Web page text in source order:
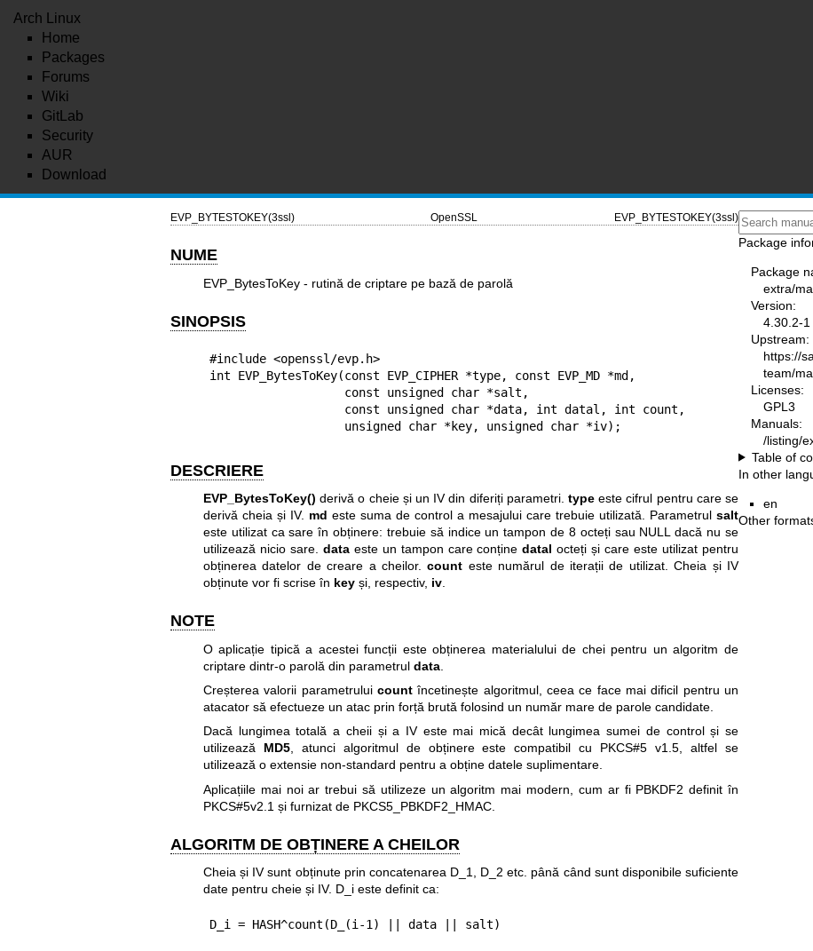
Arch Linux
Home
Packages
Forums
Wiki
GitLab
Security
AUR
Download
EVP_BYTESTOKEY(3ssl) OpenSSL EVP_BYTESTOKEY(3ssl)
NUME
EVP_BytesToKey - rutină de criptare pe bază de parolă
SINOPSIS
#include <openssl/evp.h>
int EVP_BytesToKey(const EVP_CIPHER *type, const EVP_MD *md,
                   unsigned char *key, unsigned char *iv);
DESCRIERE
EVP_BytesToKey() derivă o cheie și un IV din diferiți parametri. type este cifrul pentru care se
derivă cheia și IV. md este suma de control a mesajului care trebuie utilizată. Parametrulsalt
este utilizat ca sare în obținere: trebuie să indice un tampon de 8 octeți sau NULL dacă nu se
utilizează nicio sare. dataeste un tampon care conținedatal octeți și care este utilizat pentru
obținerea datelor de creare a cheilor.count este numărul de iterații de utilizat. Cheia și IV
obținute vor fi scrise în keyși, respectiv, iv.
NOTE
O aplicație tipică a acestei funcții este obținerea materialului de chei pentru un algoritm de
criptare dintr-o parolă din parametrul data.
Creșterea valorii parametrului countîncetinește algoritmul, ceea ce face mai dificil pentru un
atacator să efectueze un atac prin forță brută folosind un număr mare de parole candidate.
Dacă lungimea totală a cheii și a IV este mai mică decât lungimea sumei de control și se
utilizează MD5, atunci algoritmul de obținere este compatibil cu PKCS#5 v1.5, altfel se
utilizează o extensie non-standard pentru a obține datele suplimentare.
Aplicațiile mai noi ar trebui să utilizeze un algoritm mai modern, cum ar fi PBKDF2 definit în
PKCS#5v2.1 și furnizat de PKCS5_PBKDF2_HMAC.
ALGORITM DE OBȚINERE A CHEILOR
Cheia și IV sunt obținute prin concatenarea D_1, D_2 etc. până când sunt disponibile suficiente
date pentru cheie și IV. D_i este definit ca:
D_i = HASH^count(D_(i-1) || data || salt)
Package
Package
extra/
Version:
4.30.2-1
Upstream:
https://
team/
Licenses:
GPL3
Manuals:
/listing/
Table of
In other
en
Other